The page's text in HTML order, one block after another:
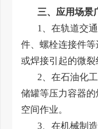
三、应用场景
1、在轨道交
件、螺栓连接件
或焊接引起的微裂
2、在石油化
储罐等压力容器
空间作业。
3、在机械制